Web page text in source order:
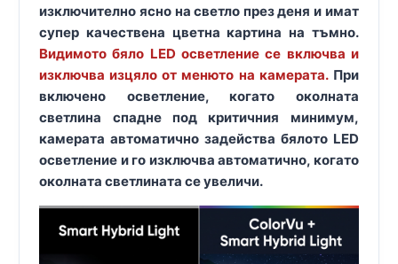
изключително ясно на светло през деня и имат
супер качествена цветна картина на тъмно.
Видимото бяло LED осветление се включва и
изключва изцяло от менюто на камерата.При
включено осветление, когато околната
светлина спадне под критичния минимум,
камерата автоматично задейства бялото LED
осветление и го изключва автоматично, когато
околната светлината се увеличи.